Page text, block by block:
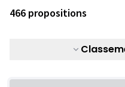
466 propositions